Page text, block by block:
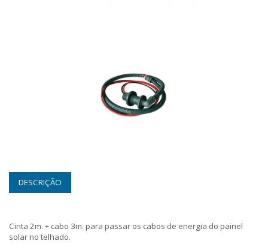
DESCRIÇÃO
Cinta 2m. + cabo 3m. para passar os cabos de energia do painel
solar no telhado.